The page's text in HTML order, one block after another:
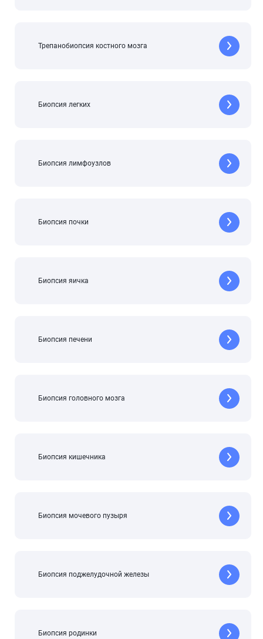
Трепанобиопсия костного мозга
Биопсия легких
Биопсия лимфоузлов
Биопсия почки
Биопсия яичка
Биопсия печени
Биопсия головного мозга
Биопсия кишечника
Биопсия мочевого пузыря
Биопсия поджелудочной железы
Биопсия родинки